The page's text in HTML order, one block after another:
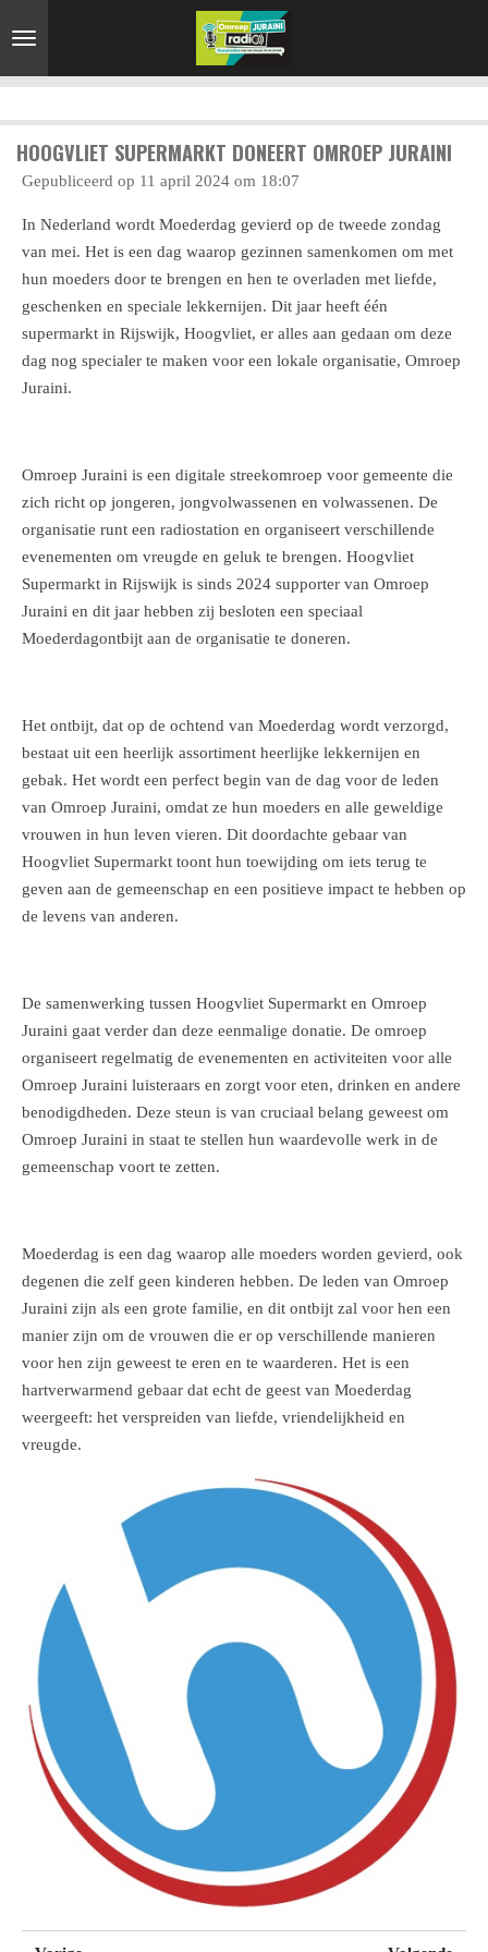
direct
naar
HOOGVLIET SUPERMARKT DONEERT OMROEP JURAINI
Gepubliceerd op 11 april 2024 om 18:07
In Nederland wordt Moederdag gevierd op de tweede zondag
van mei. Het is een dag waarop gezinnen samenkomen om met
hun moeders door te brengen en hen te overladen met liefde,
geschenken en speciale lekkernijen. Dit jaar heeft één
supermarkt in Rijswijk, Hoogvliet, er alles aan gedaan om deze
dag nog specialer te maken voor een lokale organisatie, Omroep
Juraini.
Omroep Juraini is een digitale streekomroep voor gemeente die
zich richt op jongeren, jongvolwassenen en volwassenen. De
organisatie runt een radiostation en organiseert verschillende
evenementen om vreugde en geluk te brengen. Hoogvliet
Supermarkt in Rijswijk is sinds 2024 supporter van Omroep
Juraini en dit jaar hebben zij besloten een speciaal
Moederdagontbijt aan de organisatie te doneren.
Het ontbijt, dat op de ochtend van Moederdag wordt verzorgd,
bestaat uit een heerlijk assortiment heerlijke lekkernijen en
gebak. Het wordt een perfect begin van de dag voor de leden
van Omroep Juraini, omdat ze hun moeders en alle geweldige
vrouwen in hun leven vieren. Dit doordachte gebaar van
Hoogvliet Supermarkt toont hun toewijding om iets terug te
geven aan de gemeenschap en een positieve impact te hebben op
de levens van anderen.
De samenwerking tussen Hoogvliet Supermarkt en Omroep
Juraini gaat verder dan deze eenmalige donatie. De omroep
organiseert regelmatig de evenementen en activiteiten voor alle
Omroep Juraini luisteraars en zorgt voor eten, drinken en andere
benodigdheden. Deze steun is van cruciaal belang geweest om
Omroep Juraini in staat te stellen hun waardevolle werk in de
gemeenschap voort te zetten.
Moederdag is een dag waarop alle moeders worden gevierd, ook
degenen die zelf geen kinderen hebben. De leden van Omroep
Juraini zijn als een grote familie, en dit ontbijt zal voor hen een
manier zijn om de vrouwen die er op verschillende manieren
voor hen zijn geweest te eren en te waarderen. Het is een
hartverwarmend gebaar dat echt de geest van Moederdag
weergeeft: het verspreiden van liefde, vriendelijkheid en
vreugde.